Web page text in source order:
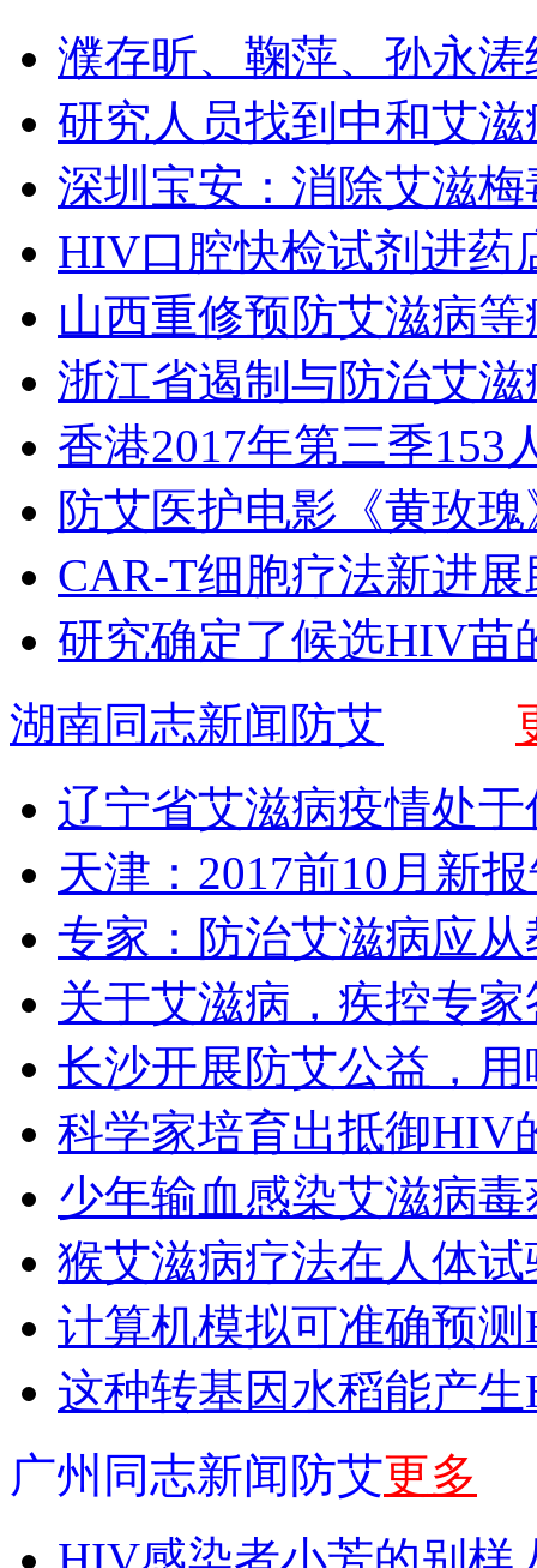
濮存昕、鞠萍、孙永
研究人员找到中和艾
深圳宝安：消除艾滋
HIV口腔快检试剂进药
山西重修预防艾滋病
浙江省遏制与防治艾
香港2017年第三季153
防艾医护电影《黄玫
CAR-T细胞疗法新进
研究确定了候选HIV苗
湖南同志新闻防艾
辽宁省艾滋病疫情处
天津：2017前10月新
专家：防治艾滋病应
关于艾滋病，疾控专
长沙开展防艾公益，
科学家培育出抵御HIV
少年输血感染艾滋病
猴艾滋病疗法在人体
计算机模拟可准确预
这种转基因水稻能产
广州同志新闻防艾更多